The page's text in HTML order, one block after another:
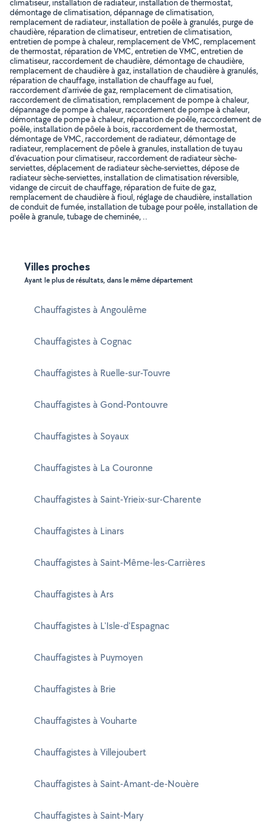
climatiseur, installation de radiateur, installation de thermostat,
démontage de climatisation, dépannage de climatisation,
remplacement de radiateur, installation de poêle à granulés, purge de
chaudière, réparation de climatiseur, entretien de climatisation,
entretien de pompe à chaleur, remplacement de VMC, remplacement
de thermostat, réparation de VMC, entretien de VMC, entretien de
climatiseur, raccordement de chaudière, démontage de chaudière,
remplacement de chaudière à gaz, installation de chaudière à granulés,
réparation de chauffage, installation de chauffage au fuel,
raccordement d'arrivée de gaz, remplacement de climatisation,
raccordement de climatisation, remplacement de pompe à chaleur,
dépannage de pompe à chaleur, raccordement de pompe à chaleur,
démontage de pompe à chaleur, réparation de poêle, raccordement de
poêle, installation de pôele à bois, raccordement de thermostat,
démontage de VMC, raccordement de radiateur, démontage de
radiateur, remplacement de pôele à granules, installation de tuyau
d'évacuation pour climatiseur, raccordement de radiateur sèche-
serviettes, déplacement de radiateur sèche-serviettes, dépose de
radiateur sèche-serviettes, installation de climatisation réversible,
vidange de circuit de chauffage, réparation de fuite de gaz,
remplacement de chaudière à fioul, réglage de chaudière, installation
de conduit de fumée, installation de tubage pour poêle, installation de
poêle à granule, tubage de cheminée, ..
Villes proches
Ayant le plus de résultats, dans le même département
Chauffagistes à Angoulême
Chauffagistes à Cognac
Chauffagistes à Ruelle-sur-Touvre
Chauffagistes à Gond-Pontouvre
Chauffagistes à Soyaux
Chauffagistes à La Couronne
Chauffagistes à Saint-Yrieix-sur-Charente
Chauffagistes à Linars
Chauffagistes à Saint-Même-les-Carrières
Chauffagistes à Ars
Chauffagistes à L'Isle-d'Espagnac
Chauffagistes à Puymoyen
Chauffagistes à Brie
Chauffagistes à Vouharte
Chauffagistes à Villejoubert
Chauffagistes à Saint-Amant-de-Nouère
Chauffagistes à Saint-Mary